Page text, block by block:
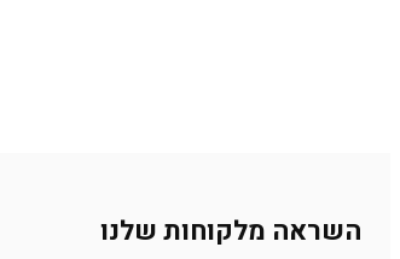
השראה מלקוחות שלנו